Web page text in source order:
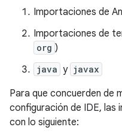
Importaciones de
Importaciones de
org )
java y javax
Para que concuerden de
configuración de IDE, las
con lo siguiente: